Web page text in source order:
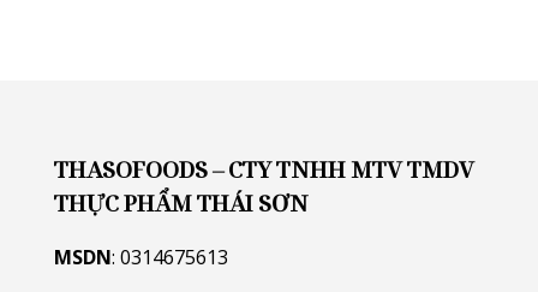
THASOFOODS – CTY TNHH MTV TMDV
THỰC PHẨM THÁI SƠN
MSDN: 0314675613